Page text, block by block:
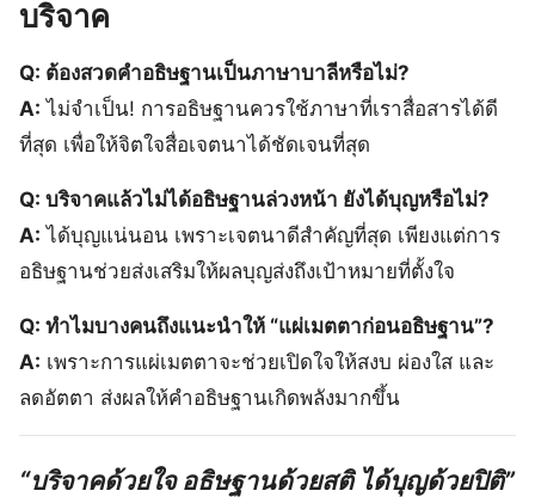
บริจาค
Q: ต้องสวดคำอธิษฐานเป็นภาษาบาลีหรือไม่?
A: ไม่จำเป็น! การอธิษฐานควรใช้ภาษาที่เราสื่อสารได้ดี
ที่สุด เพื่อให้จิตใจสื่อเจตนาได้ชัดเจนที่สุด
Q: บริจาคแล้วไม่ได้อธิษฐานล่วงหน้า ยังได้บุญหรือไม่?
A: ได้บุญแน่นอน เพราะเจตนาดีสำคัญที่สุด เพียงแต่การ
อธิษฐานช่วยส่งเสริมให้ผลบุญส่งถึงเป้าหมายที่ตั้งใจ
Q: ทำไมบางคนถึงแนะนำให้ “แผ่เมตตาก่อนอธิษฐาน”?
A: เพราะการแผ่เมตตาจะช่วยเปิดใจให้สงบ ผ่องใส และ
ลดอัตตา ส่งผลให้คำอธิษฐานเกิดพลังมากขึ้น
“บริจาคด้วยใจ อธิษฐานด้วยสติ ได้บุญด้วยปิติ”